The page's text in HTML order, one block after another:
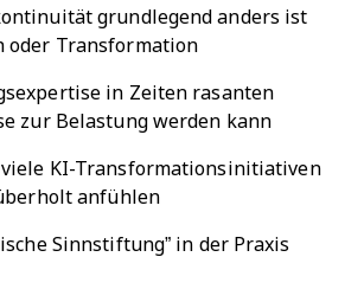
grundlegend anders ist
oder Transformation
in Zeiten rasanten
zur Belastung werden kann
viele KI-Transformationsinitiativen
anfühlen
Sinnstiftung” in der Praxis